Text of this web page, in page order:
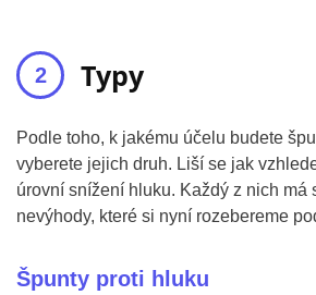
Typy
Podle toho, k jakému účelu budete
vyberete jejich druh. Liší se jak
úrovní snížení hluku. Každý z nich má
nevýhody, které si nyní rozebereme
Špunty proti hluku